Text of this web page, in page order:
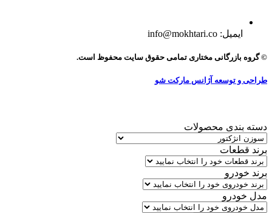
ایمیل: info@mokhtari.co
© گروه بازرگانی مختاری تمامی حقوق سایت محفوظ است.
طراحی و توسعه آژانس مارکت شو
دسته بندی محصولات
برند قطعات
برند خودرو
مدل خودرو